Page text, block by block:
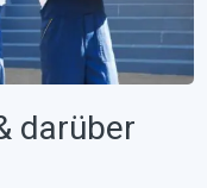
darüber